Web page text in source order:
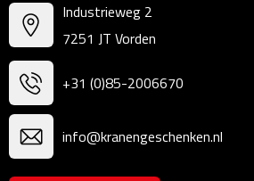
Boekenleggers
Briefopeners
Gummen
Linialen
Industrieweg 2
7251 JT Vorden
+31 (0)85-2006670
info@kranengeschenken.nl